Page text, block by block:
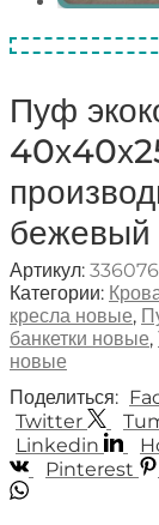
Пуф
бежевый
Артикул:
Категории:
кресла новые,
банкетки новые,
новые
Поделиться:
Twitter
Linkedin
Pinterest